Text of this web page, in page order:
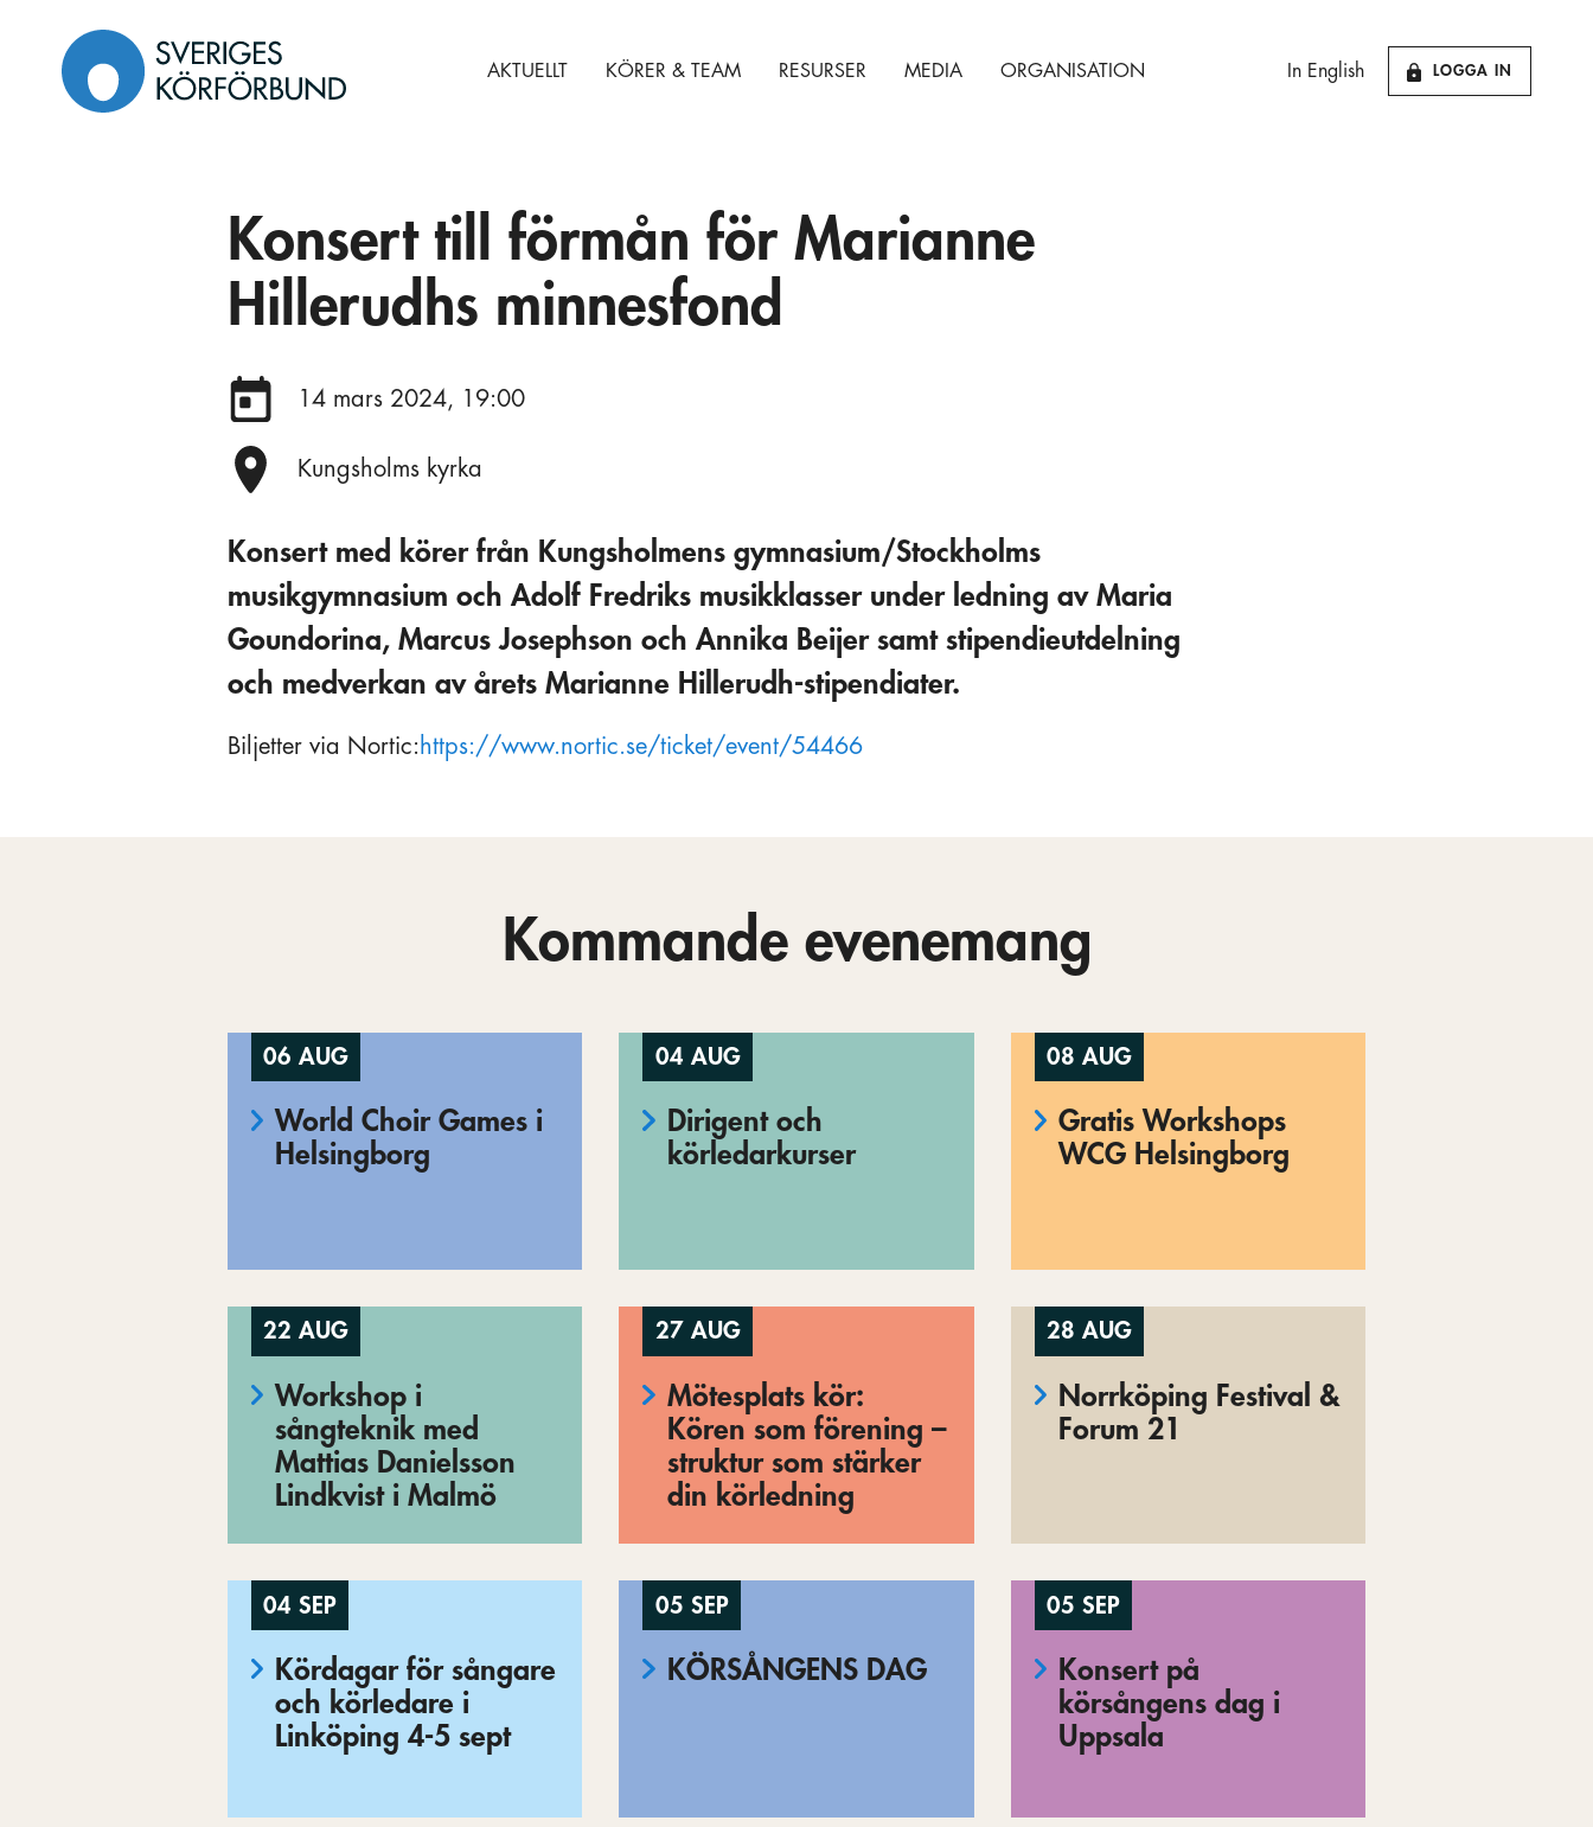
innehåll
AKTUELLT KÖRER & TEAM RESURSER MEDIA ORGANISATION In English LOGGA IN
Konsert till förmån för Marianne
Hillerudhs minnesfond
Datum:
14 mars 2024, 19:00
Plats:
Kungsholms kyrka
Konsert med körer från Kungsholmens gymnasium/Stockholms
musikgymnasium och Adolf Fredriks musikklasser under ledning av Maria
Goundorina, Marcus Josephson och Annika Beijer samt stipendieutdelning
och medverkan av årets Marianne Hillerudh-stipendiater.
Biljetter via Nortic: https://www.nortic.se/ticket/event/54466
Kommande evenemang
06 AUG
World Choir Games i
Helsingborg
04 AUG
Dirigent och
körledarkurser
08 AUG
Gratis Workshops
WCG Helsingborg
22 AUG
Workshop i
sångteknik med
Mattias Danielsson
Lindkvist i Malmö
27 AUG
Mötesplats kör:
Kören som förening –
struktur som stärker
din körledning
28 AUG
Norrköping Festival &
Forum 21
04 SEP
Kördagar för sångare
och körledare i
Linköping 4-5 sept
05 SEP
KÖRSÅNGENS DAG
05 SEP
Konsert på
körsångens dag i
Uppsala